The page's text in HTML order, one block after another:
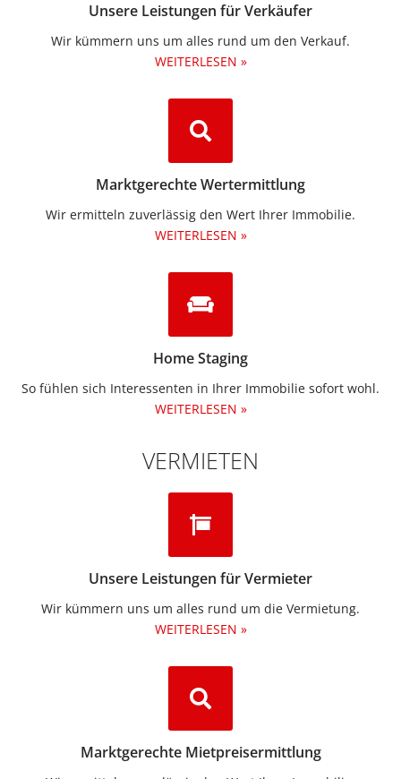
Unsere Leistungen für Verkäufer
Wir kümmern uns um alles rund um den Verkauf.
WEITERLESEN »
Marktgerechte Wertermittlung
Wir ermitteln zuverlässig den Wert Ihrer Immobilie.
WEITERLESEN »
Home Staging
So fühlen sich Interessenten in Ihrer Immobilie sofort wohl.
WEITERLESEN »
VERMIETEN
Unsere Leistungen für Vermieter
Wir kümmern uns um alles rund um die Vermietung.​
WEITERLESEN »
Marktgerechte Mietpreisermittlung